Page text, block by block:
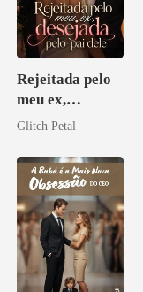
Rejeitada pelo
meu ex,
desejada pelo
Glitch Petal